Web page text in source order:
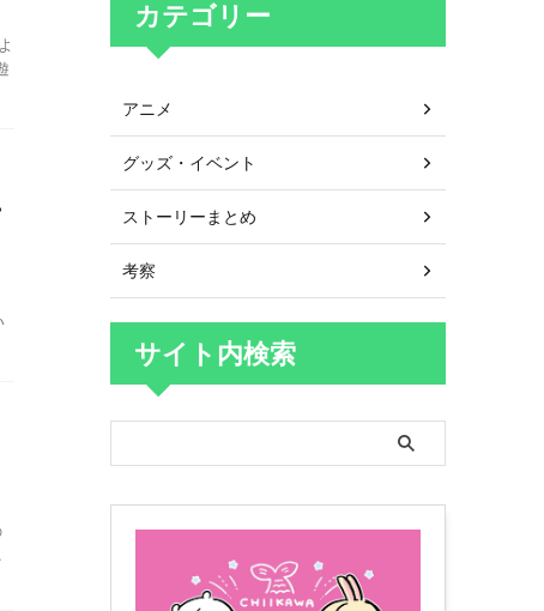
カテゴリー
アニメ
グッズ・イベント
ストーリーまとめ
考察
サイト内検索